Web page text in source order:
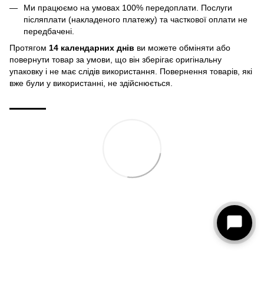
Ми працюємо на умовах 100% передоплати. Послуги
післяплати (накладеного платежу) та часткової оплати не
передбачені.
Протягом 14 календарних днів ви можете обміняти або
повернути товар за умови, що він зберігає оригінальну
упаковку і не має слідів використання. Повернення товарів, які
вже були у використанні, не здійснюється.